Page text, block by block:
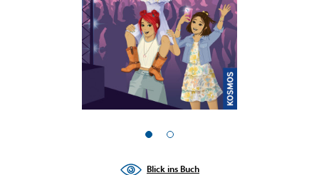
Blick ins Buch